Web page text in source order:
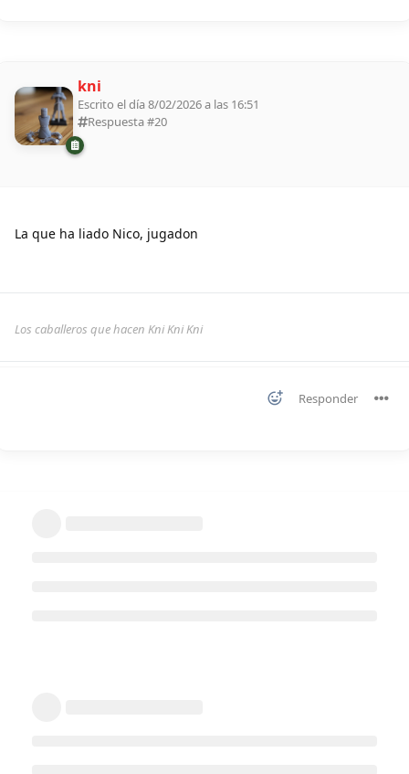
kni
Escrito el día 8/02/2026 a las 16:51
Respuesta #20
La que ha liado Nico, jugadon
Los caballeros que hacen Kni Kni Kni
Responder